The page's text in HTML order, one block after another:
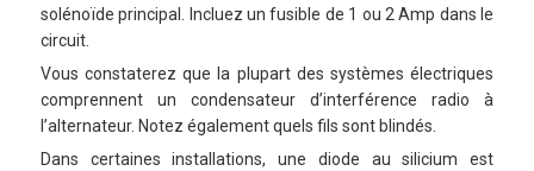
solénoïde principal. Incluez un fusible de 1 ou 2 Amp dans le
circuit.
Vous constaterez que la plupart des systèmes électriques
comprennent un condensateur d’interférence radio à
l’alternateur. Notez également quels fils sont blindés.
Dans certaines installations, une diode au silicium est